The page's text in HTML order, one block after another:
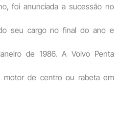
foi anunciada a sucessão no
seu cargo no final do ano e
de 1986. A Volvo Penta
de centro ou rabeta em